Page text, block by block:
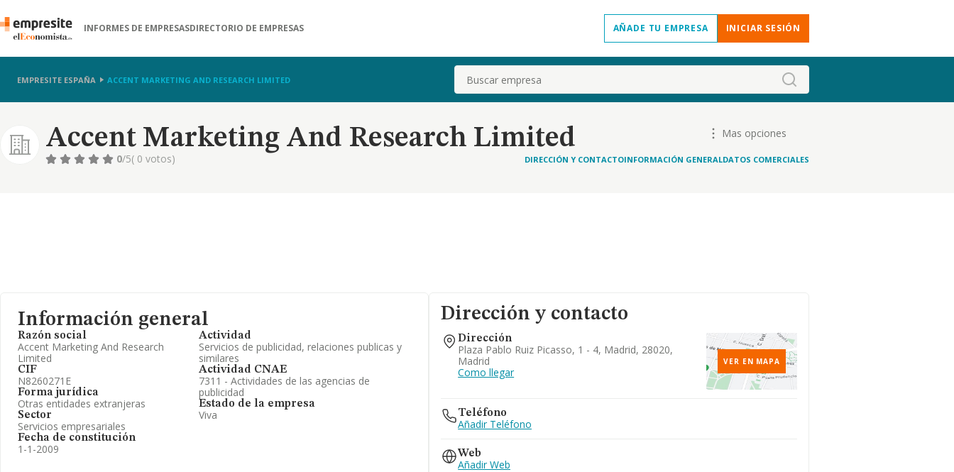
INFORMES DE EMPRESASDIRECTORIO DE EMPRESAS AÑADE TU EMPRESA INICIAR SESIÓN
EMPRESITE ESPAÑA ACCENT MARKETING AND RESEARCH LIMITED Buscar
Accent Marketing And Research Limited
Mas opciones
0/5( 0 votos) DIRECCIÓN Y CONTACTOINFORMACIÓN GENERALDATOS COMERCIALES
Información general
Razón social
Accent Marketing And Research
Limited
CIF
N8260271E
Forma jurídica
Otras entidades extranjeras
Sector
Servicios empresariales
Fecha de constitución
1-1-2009
Actividad
Servicios de publicidad, relaciones publicas y
similares
Actividad CNAE
7311 - Actividades de las agencias de
publicidad
Estado de la empresa
Viva
Dirección y contacto
Dirección
Plaza Pablo Ruiz Picasso, 1 - 4, Madrid, 28020,
Madrid
Como llegar
VER EN MAPA
Teléfono
Añadir Teléfono
Web
Añadir Web